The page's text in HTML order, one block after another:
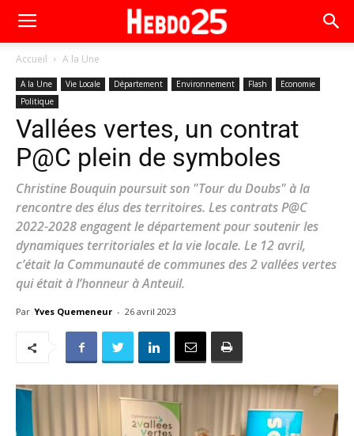
Accueil A la Une
A la Une Vie Locale Département Environnement Flash
Economie
Politique
Vallées vertes, un contrat
P@C plein de symboles
Christine Bouquin poursuit son "Tour du Doubs" à la
rencontre des élus des territoires. Les contrats P@C
2022-2028 engagent le département pour soutenir les
dynamiques territoriales et la vie locale. Le 12 avril,
c’était la Communauté de communes des 2 vallées vertes
qui était à l’honneur à Anteuil.
Par Yves Quemeneur - 26 avril 2023